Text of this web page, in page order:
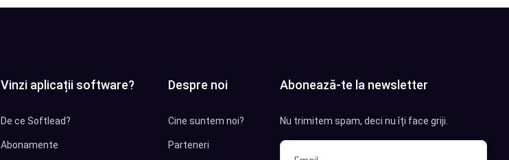
Vinzi aplicații software?
De ce Softlead?
Abonamente
Despre noi
Cine suntem noi?
Parteneri
Abonează-te la newsletter
Nu trimitem spam, deci nu îți face griji.